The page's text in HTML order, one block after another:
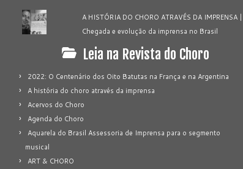
A HISTÓRIA DO CHORO ATRAVÉS DA IMPRENSA |
Chegada e evolução da imprensa no Brasil
Leia na Revista do Choro
2022: O Centenário dos Oito Batutas na França e na Argentina
A história do choro através da imprensa
Acervos do Choro
Agenda do Choro
Aquarela do Brasil Assessoria de Imprensa para o segmento
musical
ART & CHORO